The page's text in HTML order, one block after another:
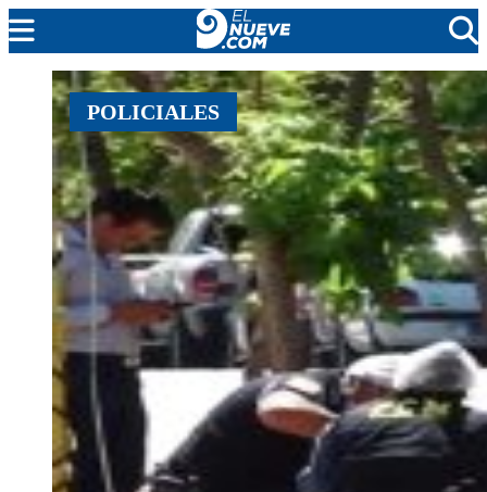
EL NUEVE
SOCIEDAD
POLÍTICA
POLICIALES
EN VIVO
POLICIALES